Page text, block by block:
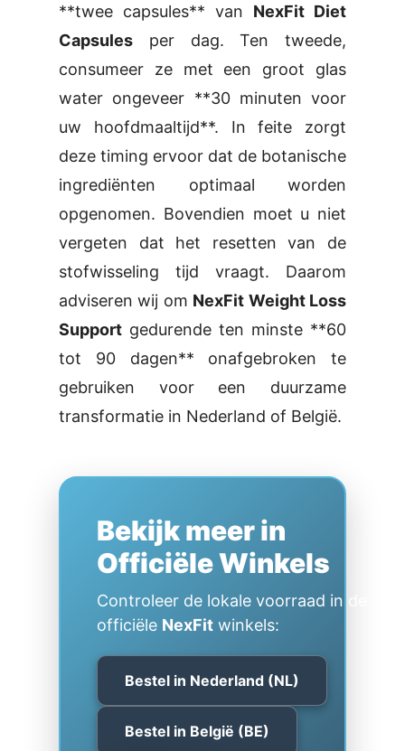
**twee capsules** van NexFit Diet
Capsules per dag. Ten tweede,
consumeer ze met een groot glas
water ongeveer **30 minuten voor
uw hoofdmaaltijd**. In feite zorgt
deze timing ervoor dat de botanische
ingrediënten optimaal worden
opgenomen. Bovendien moet u niet
vergeten dat het resetten van de
stofwisseling tijd vraagt. Daarom
adviseren wij om NexFit Weight Loss
Support gedurende ten minste **60
tot 90 dagen** onafgebroken te
gebruiken voor een duurzame
transformatie in Nederland of België.
Bekijk meer in
Officiële Winkels
Controleer de lokale voorraad in de
officiële NexFit winkels:
Bestel in Nederland (NL)
Bestel in België (BE)